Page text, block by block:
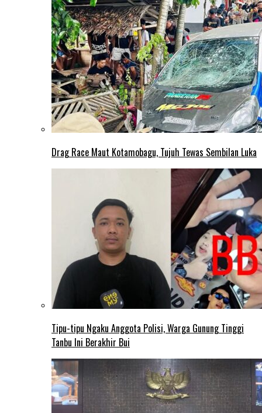
Drag Race Maut Kotamobagu, Tujuh Tewas Sembilan Luka
Tipu-tipu Ngaku Anggota Polisi, Warga Gunung Tinggi
Tanbu Ini Berakhir Bui